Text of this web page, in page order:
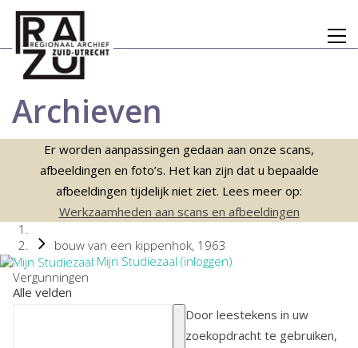
Archieven
Er worden aanpassingen gedaan aan onze scans,
afbeeldingen en foto’s. Het kan zijn dat u bepaalde
afbeeldingen tijdelijk niet ziet. Lees meer op:
Werkzaamheden aan scans en afbeeldingen
bouw van een kippenhok, 1963
Mijn Studiezaal (inloggen)
Vergunningen
Alle velden
Door leestekens in uw
zoekopdracht te gebruiken,